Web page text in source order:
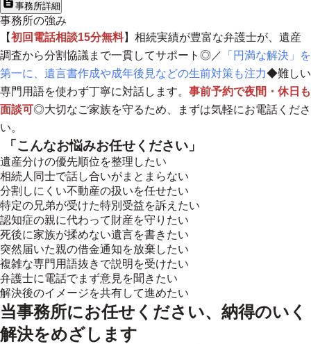
事務所詳細
事務所の強み
【初回電話相談15分無料】相続実績が豊富な弁護士が、遺産
調査から分割協議まで一貫してサポート◎／
「円満な解決」を
第一に、遺言書作成や成年後見などの生前対策も注力◆難しい
専門用語を使わず丁寧に対話します。 事前予約で夜間・休日も
面談可◎大切なご家族を守るため、まずは気軽にお電話くださ
い。
「こんなお悩みお任せください」
遺産分けの優先順位を整理したい
相続人同士で話し合いがまとまらない
分割しにくい不動産の扱いを任せたい
特定の兄弟が受けた特別受益を訴えたい
認知症の親に代わって財産を守りたい
死後に家族が揉めない遺言を書きたい
突然届いた親の借金通知を放棄したい
複雑な専門用語抜きで説明を受けたい
弁護士に電話でまず意見を聞きたい
解決後のイメージを共有して進めたい
当事務所にお任せください、納得のいく
解決をめざします